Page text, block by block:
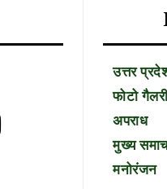
Free limited access
उत्तर
फोटो गैलरी
अपराध
मुख्य
मनोरंजन